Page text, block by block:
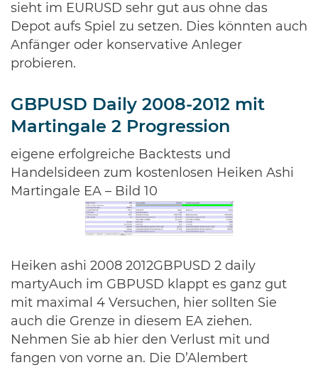
sieht im EURUSD sehr gut aus ohne das
Depot aufs Spiel zu setzen. Dies könnten auch
Anfänger oder konservative Anleger
probieren.
GBPUSD Daily 2008-2012 mit
Martingale 2 Progression
eigene erfolgreiche Backtests und
Handelsideen zum kostenlosen Heiken Ashi
Martingale EA – Bild 10
Heiken ashi 2008 2012GBPUSD 2 daily
martyAuch im GBPUSD klappt es ganz gut
mit maximal 4 Versuchen, hier sollten Sie
auch die Grenze in diesem EA ziehen.
Nehmen Sie ab hier den Verlust mit und
fangen von vorne an. Die D’Alembert